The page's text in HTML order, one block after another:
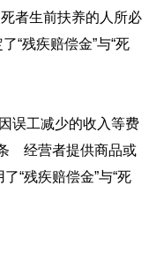
者生前扶养的人所必
“残疾赔偿金”与“死
误工减少的收入等费
条 经营者提供商品或
“残疾赔偿金”与“死